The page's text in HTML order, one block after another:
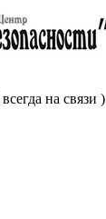
на связи )